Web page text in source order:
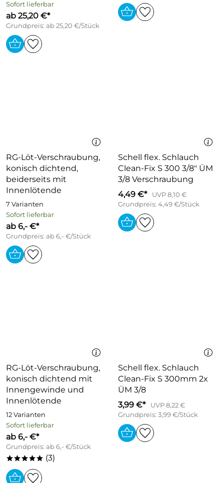
Sofort lieferbar
ab 25,20 €*
Grundpreis: ab 25,20 €/Stück
RG-Löt-Verschraubung,
konisch dichtend,
beiderseits mit
Innenlötende
7 Varianten
Sofort lieferbar
ab 6,- €*
Grundpreis: ab 6,- €/Stück
Schell flex. Schlauch
Clean-Fix S 300 3/8" ÜM
3/8 Verschraubung
4,49 €*
UVP 8,10 €
Grundpreis: 4,49 €/Stück
RG-Löt-Verschraubung,
konisch dichtend mit
Innengewinde und
Innenlötende
12 Varianten
Sofort lieferbar
ab 6,- €*
Grundpreis: ab 6,- €/Stück
***** (3)
Schell flex. Schlauch
Clean-Fix S 300mm 2x
ÜM 3/8
3,99 €*
UVP 8,22 €
Grundpreis: 3,99 €/Stück